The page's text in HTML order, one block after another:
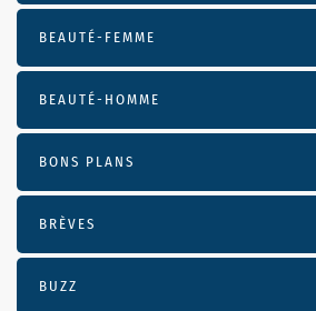
BEAUTÉ-FEMME
BEAUTÉ-HOMME
BONS PLANS
BRÈVES
BUZZ